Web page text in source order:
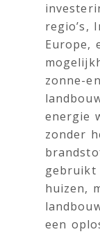
regio’s,
Europe,
zonne-
energie
zonder
gebruikt
huizen,
een